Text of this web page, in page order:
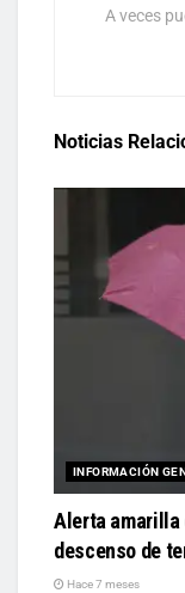
A veces
Noticias
INFORMACIÓN
Alerta amarilla
descenso de
Hace 7 meses